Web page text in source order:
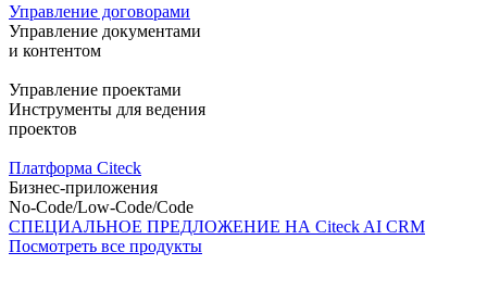
Управление договорами
Управление документами
и контентом
Управление проектами
Инструменты для ведения
проектов
Платформа Citeck
Бизнес-приложения
No-Code/Low-Code/Code
СПЕЦИАЛЬНОЕ ПРЕДЛОЖЕНИЕ НА Citeck AI CRM
Посмотреть все продукты